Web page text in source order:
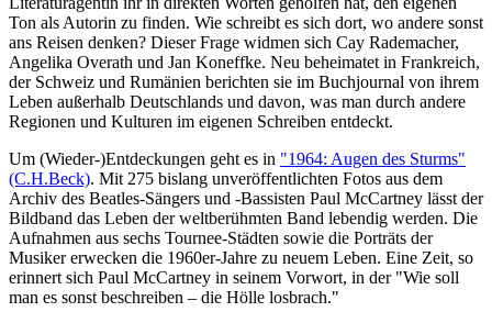
Ton als Autorin zu finden. Wie schreibt es sich dort, wo andere sonst
ans Reisen denken? Dieser Frage widmen sich Cay Rademacher,
Angelika Overath und Jan Koneffke. Neu beheimatet in Frankreich,
der Schweiz und Rumänien berichten sie im Buchjournal von ihrem
Leben außerhalb Deutschlands und davon, was man durch andere
Regionen und Kulturen im eigenen Schreiben entdeckt.
Um (Wieder-)Entdeckungen geht es in "1964: Augen des Sturms"
(C.H.Beck). Mit 275 bislang unveröffentlichten Fotos aus dem
Archiv des Beatles-Sängers und -Bassisten Paul McCartney lässt der
Bildband das Leben der weltberühmten Band lebendig werden. Die
Aufnahmen aus sechs Tournee-Städten sowie die Porträts der
Musiker erwecken die 1960er-Jahre zu neuem Leben. Eine Zeit, so
erinnert sich Paul McCartney in seinem Vorwort, in der "Wie soll
man es sonst beschreiben – die Hölle losbrach."